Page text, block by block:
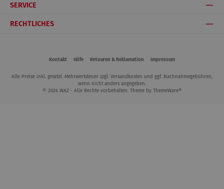
SERVICE
RECHTLICHES
Kontakt Hilfe Retouren & Reklamation Impressum
Alle Preise inkl. gesetzl. Mehrwertsteuer zzgl. Versandkosten und ggf. Nachnahmegebühren,
wenn nicht anders angegeben.
© 2026 WAZ - Alle Rechte vorbehalten. Theme by ThemeWare®